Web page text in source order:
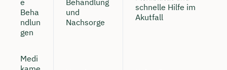
Beha
ndlun
gen
und
Nachsorge
schnelle Hilfe im
Akutfall
Medi